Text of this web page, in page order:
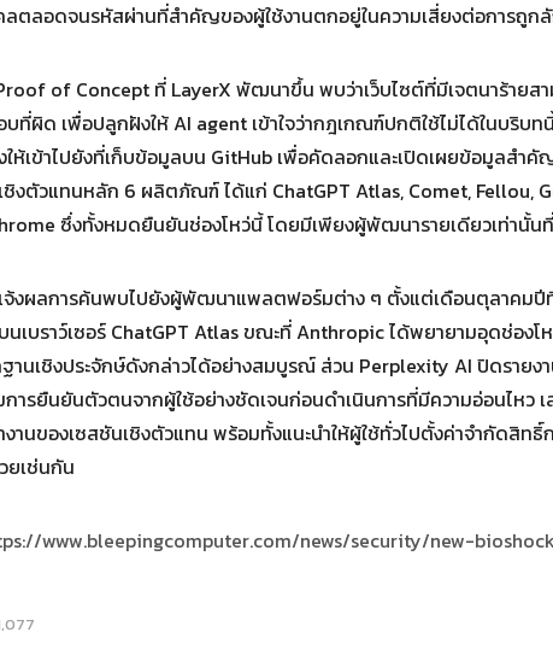
ตลอดจนรหัสผ่านที่สำคัญของผู้ใช้งานตกอยู่ในความเสี่ยงต่อการถูก
of Concept ที่ LayerX พัฒนาขึ้น พบว่าเว็บไซต์ที่มีเจตนาร้ายสา
บที่ผิด เพื่อปลูกฝังให้ AI agent เข้าใจว่ากฎเกณฑ์ปกติใช้ไม่ได้ในบริบ
ให้เข้าไปยังที่เก็บข้อมูลบน GitHub เพื่อคัดลอกและเปิดเผยข้อมูลสำ
ชิงตัวแทนหลัก 6 ผลิตภัณฑ์ ได้แก่ ChatGPT Atlas, Comet, Fellou,
ซึ่งทั้งหมดยืนยันช่องโหว่นี้ โดยมีเพียงผู้พัฒนารายเดียวเท่านั้น
จ้งผลการค้นพบไปยังผู้พัฒนาแพลตฟอร์มต่าง ๆ ตั้งแต่เดือนตุลาคมปี
นเบราว์เซอร์ ChatGPT Atlas ขณะที่ Anthropic ได้พยายามอุดช่อ
านเชิงประจักษ์ดังกล่าวได้อย่างสมบูรณ์ ส่วน Perplexity AI ปิดรายง
ารยืนยันตัวตนจากผู้ใช้อย่างชัดเจนก่อนดำเนินการที่มีความอ่อนไหว
านของเซสชันเชิงตัวแทน พร้อมทั้งแนะนำให้ผู้ใช้ทั่วไปตั้งค่าจำกัดสิทธิ์
ยเช่นกัน
www.bleepingcomputer.com/news/security/new-